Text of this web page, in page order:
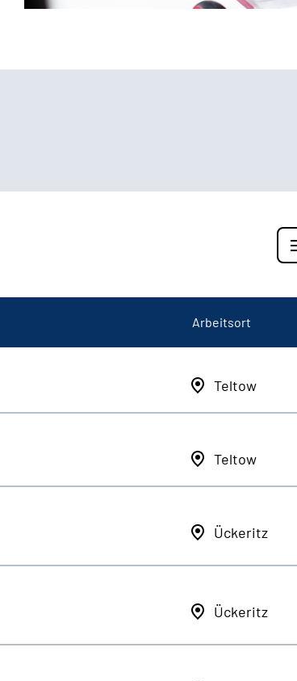
Arbeitsort
Teltow
Teltow
Ückeritz
Ückeritz